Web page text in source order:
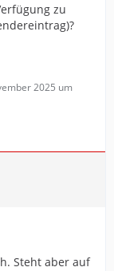
zu
2025 um
Steht aber auf